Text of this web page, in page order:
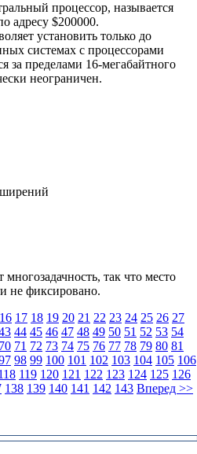
процессор, называется
адресу $200000.
установить только до
системах с процессорами
за пределами 16-мегабайтного
неограничен.
так что место
не фиксировано.
16 17 18 19 20 21 22 23 24 25 26 27
44 45 46 47 48 49 50 51 52 53 54
70 71 72 73 74 75 76 77 78 79 80 81
98 99 100 101 102 103 104 105 106
119 120 121 122 123 124 125 126
138 139 140 141 142 143 Вперед >>